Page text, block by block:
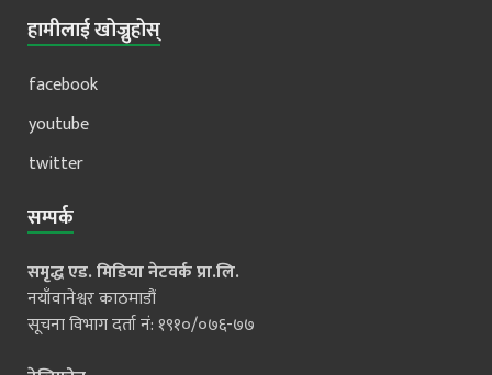
हामीलाई खोज्नुहोस्
facebook
youtube
twitter
सम्पर्क
समृद्ध एड. मिडिया नेटवर्क प्रा.लि.
नयाँवानेश्वर काठमाडौं
सूचना विभाग दर्ता नं: १९१०/०७६-७७